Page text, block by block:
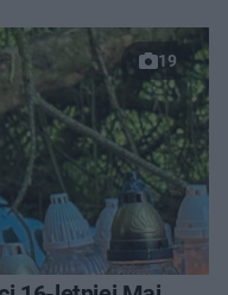
19